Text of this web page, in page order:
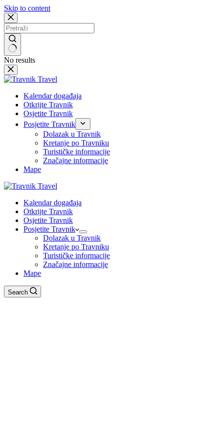
Skip to content
No results
Kalendar događaja
Otkrijte Travnik
Osjetite Travnik
Posjetite Travnik
Dolazak u Travnik
Kretanje po Travniku
Turističke informacije
Značajne informacije
Mape
Kalendar događaja
Otkrijte Travnik
Osjetite Travnik
Posjetite Travnik
Dolazak u Travnik
Kretanje po Travniku
Turističke informacije
Značajne informacije
Mape
Search